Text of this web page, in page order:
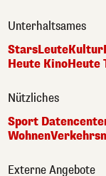
Unterhaltsames
StarsLeuteKultur
Heute KinoHeute
Nützliches
Sport
Wohnen
Externe Angebote